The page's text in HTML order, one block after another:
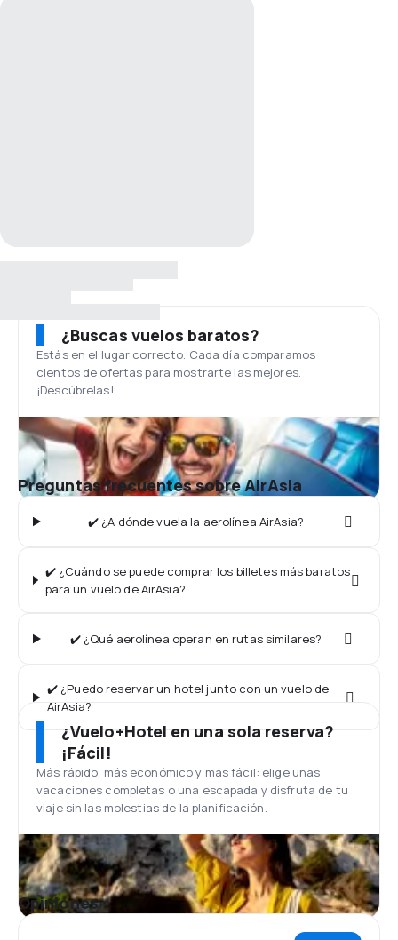
¿Buscas vuelos baratos?
Estás en el lugar correcto. Cada día comparamos
cientos de ofertas para mostrarte las mejores.
¡Descúbrelas!
Preguntas frecuentes sobre AirAsia
✔️ ¿A dónde vuela la aerolínea AirAsia?
✔️ ¿Cuándo se puede comprar los billetes más baratos
para un vuelo de AirAsia?
✔️ ¿Qué aerolínea operan en rutas similares?
✔️ ¿Puedo reservar un hotel junto con un vuelo de
AirAsia?
¿Vuelo+Hotel en una sola reserva?
¡Fácil!
Más rápido, más económico y más fácil: elige unas
vacaciones completas o una escapada y disfruta de tu
viaje sin las molestias de la planificación.
Opiniones